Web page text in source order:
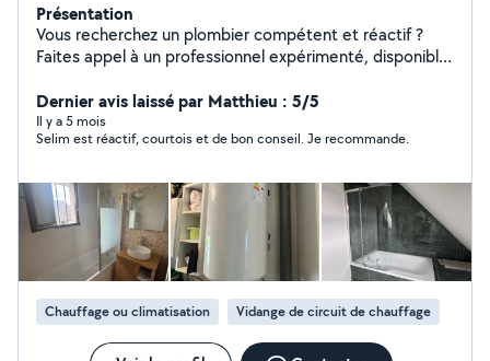
Présentation
Vous recherchez un plombier compétent et réactif ?
Faites appel à un professionnel expérimenté, disponible
Services proposés : Dépannage rapide : Fuites d'eau,
canalisations bouchées, chauffe-eau en panne.
Installation et rénovation : Pose de sanitaires,
Entretien et prévention : Détartrage, diagnostics,
entretien de chauffe-eau et canalisations.
Dernier avis laissé par Matthieu : 5/5
Il y a 5 mois
Selim est réactif, courtois et de bon conseil. Je recommande.
Chauffage ou climatisation Vidange de circuit de chauffage